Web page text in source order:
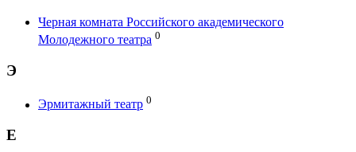
Черная комната Российского академического
Молодежного театра 0
Э
Эрмитажный театр 0
E